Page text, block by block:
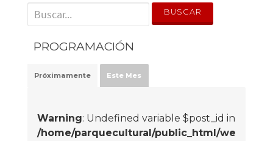
' . __('Search for:') . '
PROGRAMACIÓN
Próximamente Este Mes
Warning: Undefined variable $post_id in
/home/parquecultural/public_html/we